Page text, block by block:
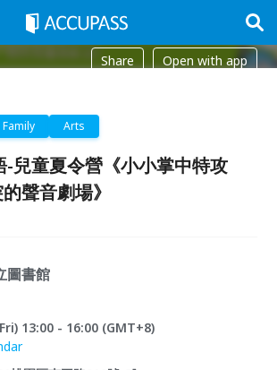
Share Open with app
Family Arts
-兒童夏令營《小小掌中特攻
聲音劇場》
圖書館
13:00 - 16:00 (GMT+8)